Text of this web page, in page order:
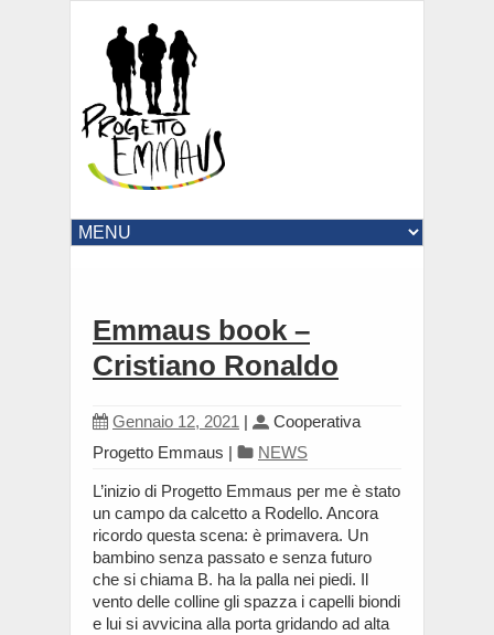
Emmaus book –
Cristiano Ronaldo
Gennaio 12, 2021 |
Cooperativa
Progetto Emmaus | NEWS
L’inizio di Progetto Emmaus per me è stato
un campo da calcetto a Rodello. Ancora
ricordo questa scena: è primavera. Un
bambino senza passato e senza futuro
che si chiama B. ha la palla nei piedi. Il
vento delle colline gli spazza i capelli biondi
e lui si avvicina alla porta gridando ad alta